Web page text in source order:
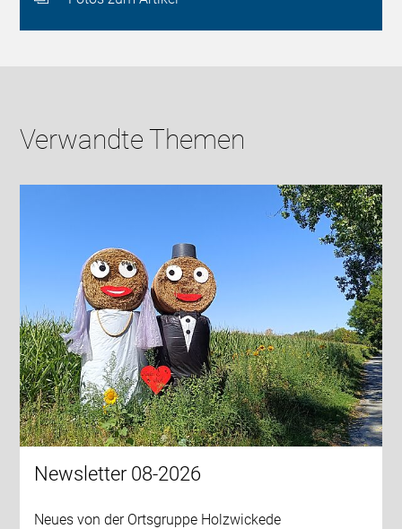
Verwandte Themen
Newsletter 08-2026
Neues von der Ortsgruppe Holzwickede